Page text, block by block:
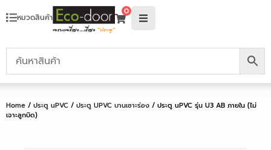
หมวดสินค้า
0
Home / ประตู uPVC / ประตู UPVC บานเซาะร่อง / ประตู uPVC รุ่น U3 AB ภายใน (ไม่
เจาะลูกบิด)